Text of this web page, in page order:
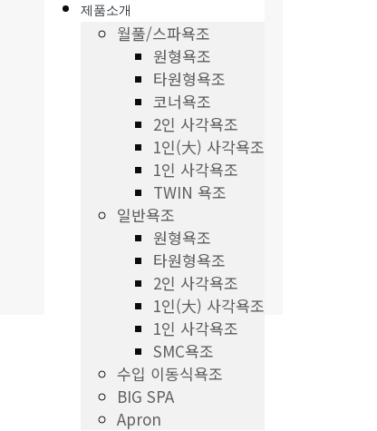
제품소개
월풀/스파욕조
원형욕조
타원형욕조
코너욕조
2인 사각욕조
1인(大) 사각욕조
1인 사각욕조
TWIN 욕조
일반욕조
원형욕조
타원형욕조
2인 사각욕조
1인(大) 사각욕조
1인 사각욕조
SMC욕조
수입 이동식욕조
BIG SPA
Apron